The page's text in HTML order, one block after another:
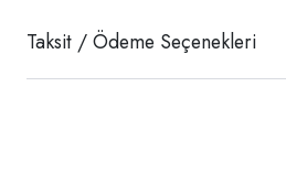
Taksit / Ödeme Seçenekleri